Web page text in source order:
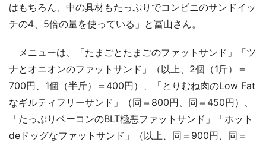
はもちろん、中の具材もたっぷりでコンビニのサンドイッ
チの4、5倍の量を使っている」と冨山さん。
メニューは、「たまごとたまごのファットサンド」「ツ
ナとオニオンのファットサンド」（以上、2個（1斤）＝
700円、1個（半斤）＝400円）、「とりむね肉のLow Fat
なギルティフリーサンド」（同＝800円、同＝450円）、
「たっぷりベーコンのBLT極悪ファットサンド」「ホット
deドッグなファットサンド」（以上、同＝900円、同＝